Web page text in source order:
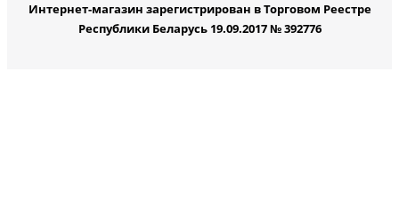
Интернет-магазин зарегистрирован в Торговом Реестре
Республики Беларусь 19.09.2017 № 392776